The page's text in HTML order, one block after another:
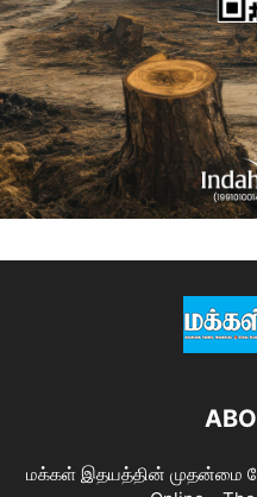
மக்கள் இதயத்தின் முதன்மை